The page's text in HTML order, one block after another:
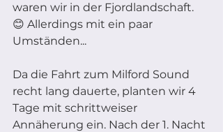
waren wir in der Fjordlandschaft.
😊 Allerdings mit ein paar
Umständen...
Da die Fahrt zum Milford Sound
recht lang dauerte, planten wir 4
Tage mit schrittweiser
Annäherung ein. Nach der 1. Nacht